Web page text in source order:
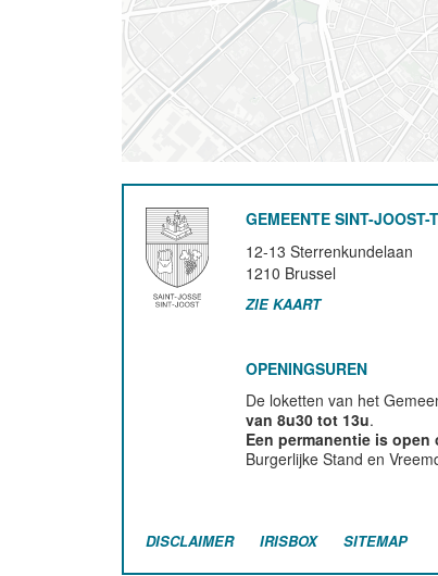
GEMEENTE SINT-JOOST-
12-13 Sterrenkundelaan
1210 Brussel
ZIE KAART
OPENINGSUREN
De loketten van het
van 8u30 tot 13u.
Een permanentie is
Burgerlijke Stand en
DISCLAIMER IRISBOX SITEMAP